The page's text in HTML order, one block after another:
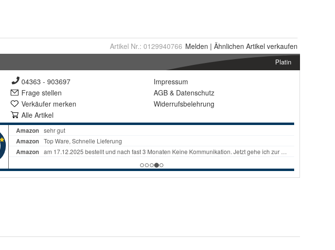
Artikel Nr.: 0129940766 Melden | Ähnlichen Artikel verkaufen
Platin
04363 - 903697
Frage stellen
Verkäufer merken
Alle Artikel
Impressum
AGB & Datenschutz
Widerrufsbelehrung